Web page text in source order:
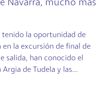
Navarra, mucho más
tenido la oportunidad de
la excursión de final de
salida, han conocido el
de Tudela y las...